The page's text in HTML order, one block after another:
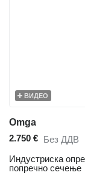
ВИДЕО
Omga
2.750 € Без ДДВ
Индустриска
попречно сечење